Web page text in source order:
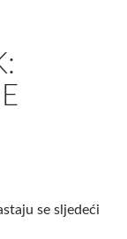
se sljedeći